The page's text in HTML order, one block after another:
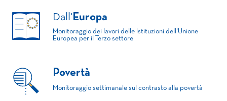
Dall' Europa
Monitoraggio dei lavori delle Istituzioni dell'Unione
Europea per il Terzo settore
Povertà
Monitoraggio settimanale sul contrasto alla povertà